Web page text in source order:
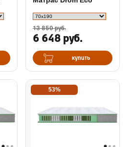
13 850 руб.
6 648 руб.
купить
53%